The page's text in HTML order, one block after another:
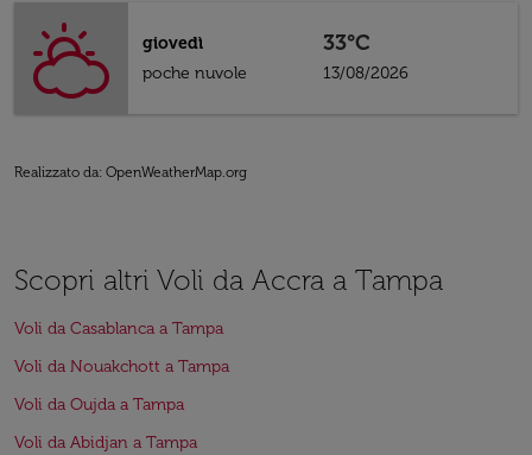
giovedì
poche nuvole
33°C
13/08/2026
Realizzato da: OpenWeatherMap.org
Scopri altri Voli da Accra a Tampa
Voli da Casablanca a Tampa
Voli da Nouakchott a Tampa
Voli da Oujda a Tampa
Voli da Abidjan a Tampa